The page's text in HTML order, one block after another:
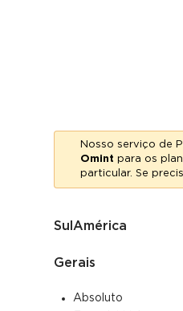
Nosso serviço de
Omintpara os
particular. Se
SulAmérica
Gerais
Absoluto